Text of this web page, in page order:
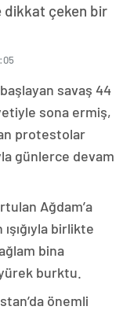
dikkat çeken bir
savaş 44
sona ermiş,
protestolar
günlerce devam
Ağdam’a
birlikte
bina
burktu.
önemli